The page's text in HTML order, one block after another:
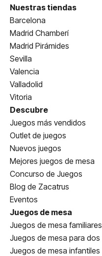
Nuestras tiendas
Barcelona
Madrid Chamberí
Madrid Pirámides
Sevilla
Valencia
Valladolid
Vitoria
Descubre
Juegos más vendidos
Outlet de juegos
Nuevos juegos
Mejores juegos de mesa
Concurso de Juegos
Blog de Zacatrus
Eventos
Juegos de mesa
Juegos de mesa familiares
Juegos de mesa para dos
Juegos de mesa infantiles